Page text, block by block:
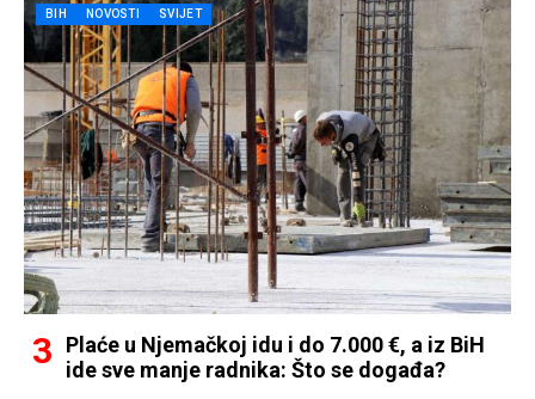
BIH NOVOSTI SVIJET
Plaće u Njemačkoj idu i do 7.000 €, a iz BiH
ide sve manje radnika: Što se događa?